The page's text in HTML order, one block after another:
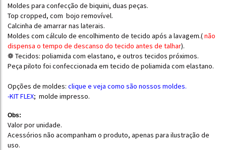
Moldes para confecção de biquini, duas peças.
Top cropped, com bojo removível.
Calcinha de amarrar nas laterais.
Moldes com cálculo de encolhimento de tecido após a lavagem.(não
dispensa o tempo de descanso do tecido antes de talhar).
❁ Tecidos: poliamida com elastano, e outros tecidos próximos.
Peça piloto foi confeccionada em tecido de poliamida com elastano.
Opções de moldes: clique e veja como são nossos moldes.
-KIT FLEX; molde impresso.
Obs:
Valor por unidade.
Acessórios não acompanham o produto, apenas para ilustração de
uso.